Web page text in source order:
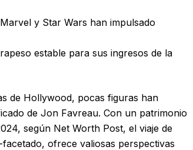
y Star Wars han impulsado
estable para sus ingresos de la
de Hollywood, pocas figuras han
de Jon Favreau. Con un patrimonio
según Net Worth Post, el viaje de
ofrece valiosas perspectivas